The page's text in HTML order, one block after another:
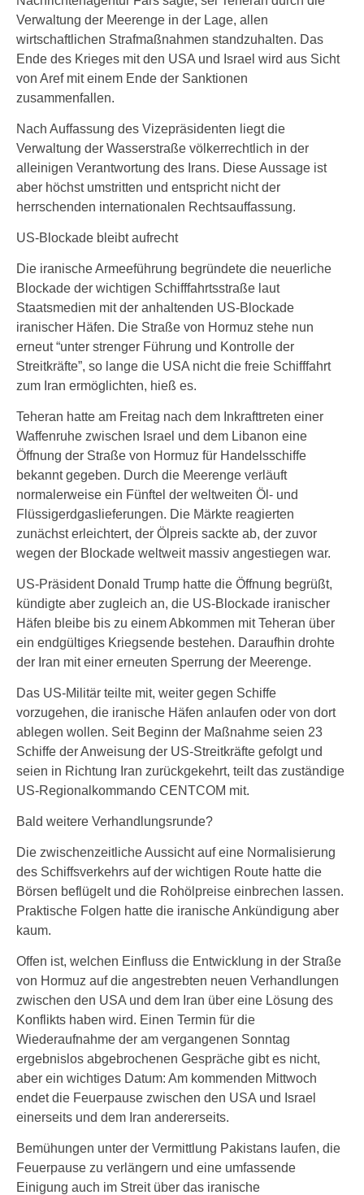
Verwaltung der Meerenge in der Lage, allen
wirtschaftlichen Strafmaßnahmen standzuhalten. Das
Ende des Krieges mit den USA und Israel wird aus Sicht
von Aref mit einem Ende der Sanktionen
zusammenfallen.
Nach Auffassung des Vizepräsidenten liegt die
Verwaltung der Wasserstraße völkerrechtlich in der
alleinigen Verantwortung des Irans. Diese Aussage ist
aber höchst umstritten und entspricht nicht der
herrschenden internationalen Rechtsauffassung.
US-Blockade bleibt aufrecht
Die iranische Armeeführung begründete die neuerliche
Blockade der wichtigen Schifffahrtsstraße laut
Staatsmedien mit der anhaltenden US-Blockade
iranischer Häfen. Die Straße von Hormuz stehe nun
erneut “unter strenger Führung und Kontrolle der
Streitkräfte”, so lange die USA nicht die freie Schifffahrt
zum Iran ermöglichten, hieß es.
Teheran hatte am Freitag nach dem Inkrafttreten einer
Waffenruhe zwischen Israel und dem Libanon eine
Öffnung der Straße von Hormuz für Handelsschiffe
bekannt gegeben. Durch die Meerenge verläuft
normalerweise ein Fünftel der weltweiten Öl- und
Flüssigerdgaslieferungen. Die Märkte reagierten
zunächst erleichtert, der Ölpreis sackte ab, der zuvor
wegen der Blockade weltweit massiv angestiegen war.
US-Präsident Donald Trump hatte die Öffnung begrüßt,
kündigte aber zugleich an, die US-Blockade iranischer
Häfen bleibe bis zu einem Abkommen mit Teheran über
ein endgültiges Kriegsende bestehen. Daraufhin drohte
der Iran mit einer erneuten Sperrung der Meerenge.
Das US-Militär teilte mit, weiter gegen Schiffe
vorzugehen, die iranische Häfen anlaufen oder von dort
ablegen wollen. Seit Beginn der Maßnahme seien 23
Schiffe der Anweisung der US-Streitkräfte gefolgt und
seien in Richtung Iran zurückgekehrt, teilt das zuständige
US-Regionalkommando CENTCOM mit.
Bald weitere Verhandlungsrunde?
Die zwischenzeitliche Aussicht auf eine Normalisierung
des Schiffsverkehrs auf der wichtigen Route hatte die
Börsen beflügelt und die Rohölpreise einbrechen lassen.
Praktische Folgen hatte die iranische Ankündigung aber
kaum.
Offen ist, welchen Einfluss die Entwicklung in der Straße
von Hormuz auf die angestrebten neuen Verhandlungen
zwischen den USA und dem Iran über eine Lösung des
Konflikts haben wird. Einen Termin für die
Wiederaufnahme der am vergangenen Sonntag
ergebnislos abgebrochenen Gespräche gibt es nicht,
aber ein wichtiges Datum: Am kommenden Mittwoch
endet die Feuerpause zwischen den USA und Israel
einerseits und dem Iran andererseits.
Bemühungen unter der Vermittlung Pakistans laufen, die
Feuerpause zu verlängern und eine umfassende
Einigung auch im Streit über das iranische